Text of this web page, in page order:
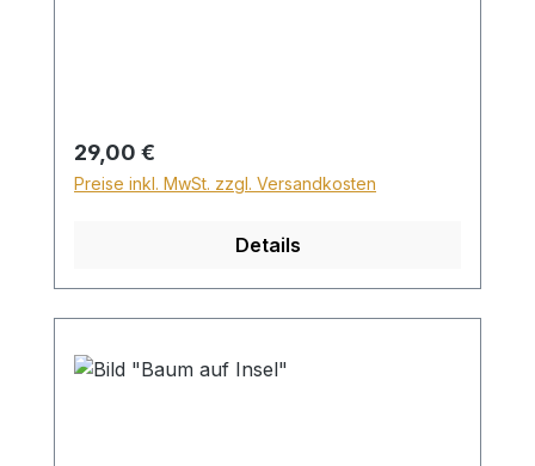
Versand ins Ausland beträgt der
Sperrgutzuschlag 30€.
Regulärer Preis:
29,00 €
Preise inkl. MwSt. zzgl. Versandkosten
Details